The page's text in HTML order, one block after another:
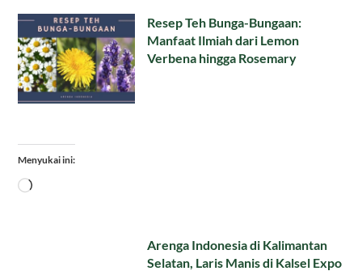
Resep Teh Bunga-Bungaan:
Manfaat Ilmiah dari Lemon
Verbena hingga Rosemary
Menyukai ini:
Memuat...
Arenga Indonesia di Kalimantan
Selatan, Laris Manis di Kalsel Expo